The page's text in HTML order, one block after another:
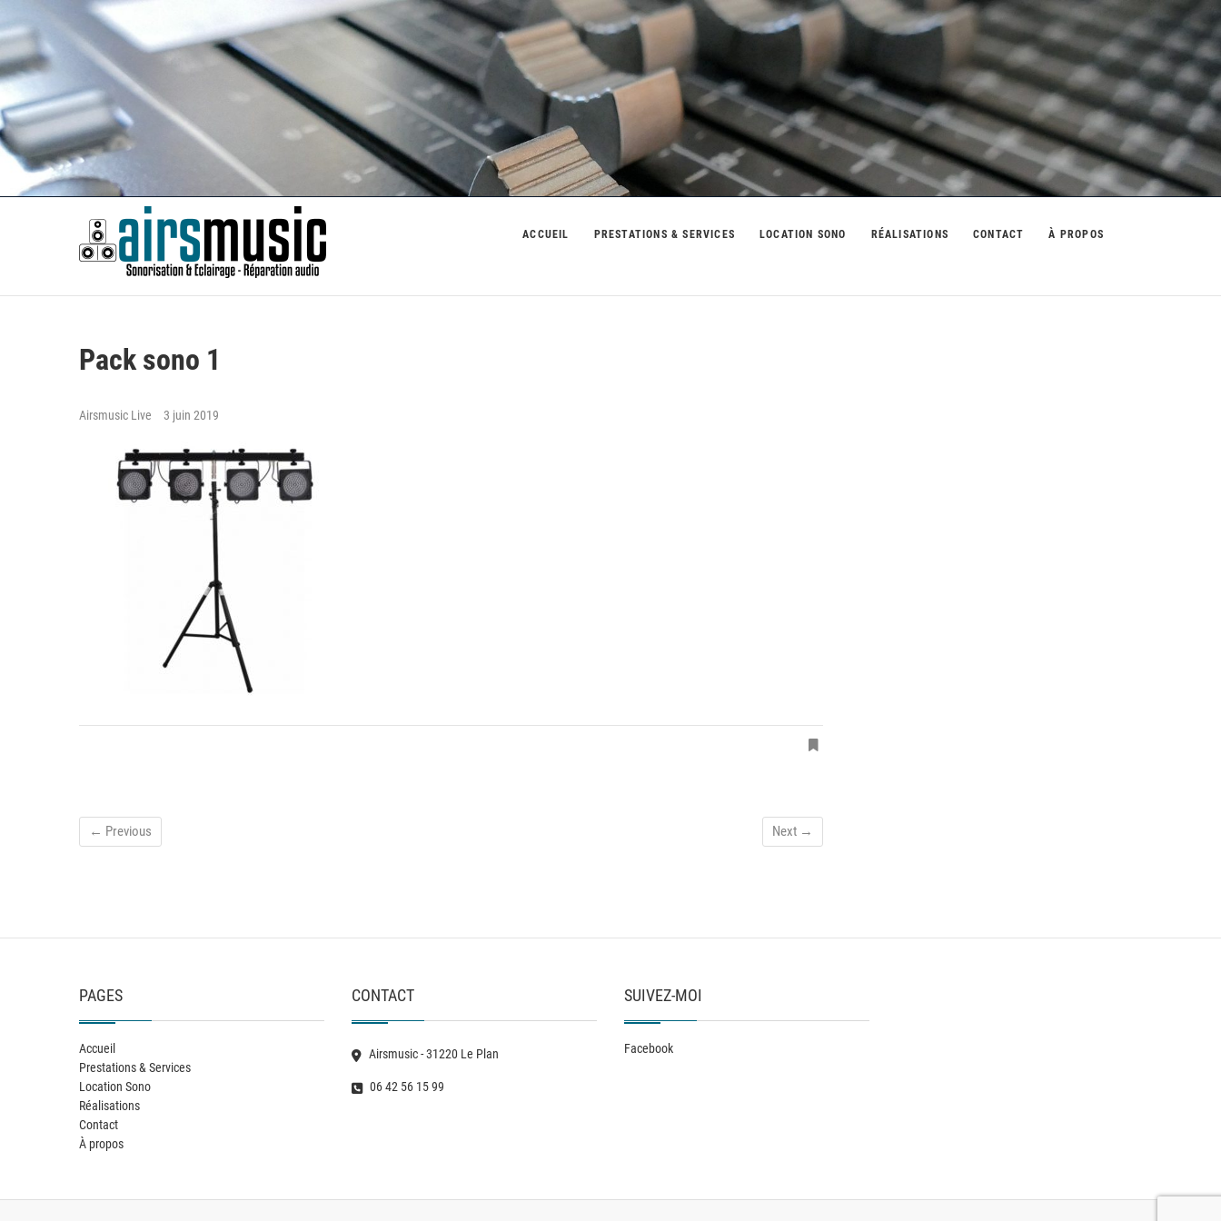
to
content
SONORISATION ÉVÈNEMENTS | RÉPARATION AUDIO
ACCUEIL PRESTATIONS & SERVICES LOCATION SONO RÉALISATIONS CONTACT À PROPOS
Pack sono 1
Airsmusic Live 3 juin 2019
← Previous Next →
PAGES
Accueil
Prestations & Services
Location Sono
Réalisations
Contact
À propos
CONTACT
Airsmusic - 31220 Le Plan
06 42 56 15 99
SUIVEZ-MOI
Facebook